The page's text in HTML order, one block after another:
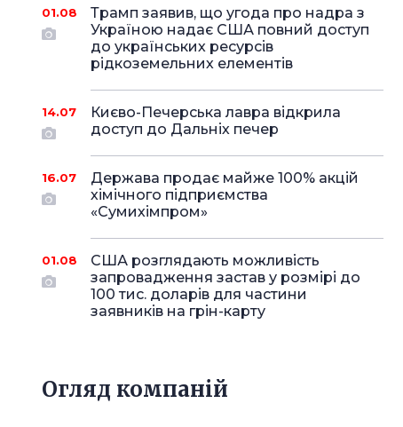
01.08
Трамп заявив, що угода про надра з
Україною надає США повний доступ
до українських ресурсів
рідкоземельних елементів
14.07
Києво-Печерська лавра відкрила
доступ до Дальніх печер
16.07
Держава продає майже 100% акцій
хімічного підприємства
«Сумихімпром»
01.08
США розглядають можливість
запровадження застав у розмірі до
100 тис. доларів для частини
заявників на грін-карту
Огляд компаній